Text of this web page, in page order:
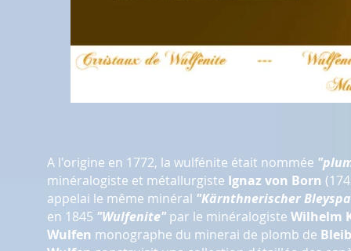
A l'origine en 1772, la wulfénite était nommée
minéralogiste et métallurgiste Ignaz von Born
appelai le même minéral "Kärnthnerischer
en 1845 "Wulfenite" par le minéralogiste Wilhelm
Wulfen monographe du minerai de plomb de